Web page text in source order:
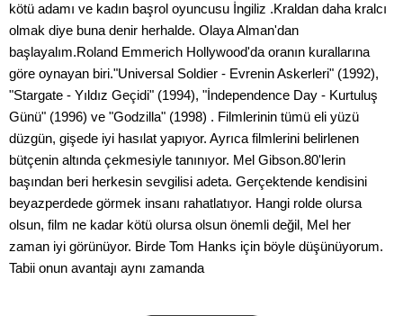
kötü adamı ve kadın başrol oyuncusu İngiliz .Kraldan daha kralcı
olmak diye buna denir herhalde. Olaya Alman'dan
başlayalım.Roland Emmerich Hollywood'da oranın kurallarına
göre oynayan biri."Universal Soldier - Evrenin Askerleri" (1992),
"Stargate - Yıldız Geçidi" (1994), "İndependence Day - Kurtuluş
Günü" (1996) ve "Godzilla" (1998) . Filmlerinin tümü eli yüzü
düzgün, gişede iyi hasılat yapıyor. Ayrıca filmlerini belirlenen
bütçenin altında çekmesiyle tanınıyor. Mel Gibson.80'lerin
başından beri herkesin sevgilisi adeta. Gerçektende kendisini
beyazperdede görmek insanı rahatlatıyor. Hangi rolde olursa
olsun, film ne kadar kötü olursa olsun önemli değil, Mel her
zaman iyi görünüyor. Birde Tom Hanks için böyle düşünüyorum.
Tabii onun avantajı aynı zamanda